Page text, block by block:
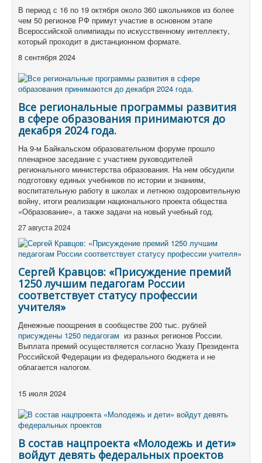
В период с 16 по 19 октября около 360 школьников из более
чем 50 регионов РФ примут участие в основном этапе
Всероссийской олимпиады по искусственному интеллекту,
который проходит в дистанционном формате.
8 сентября 2024
Все региональные программы развития
в сфере образования принимаются до
декабря 2024 года.
На 9-м Байкальском образовательном форуме прошло
пленарное заседание с участием руководителей
регионального министерства образования. На нем обсудили
подготовку единых учебников по истории и знаниям,
воспитательную работу в школах и летнюю оздоровительную
войну, итоги реализации национального проекта общества
«Образование», а также задачи на новый учебный год.
27 августа 2024
Сергей Кравцов: «Присуждение премий
1250 лучшим педагогам России
соответствует статусу профессии
учителя»
Денежные поощрения в сообществе 200 тыс. рублей
присуждены 1250 педагогам из разных регионов России.
Выплата премий осуществляется согласно Указу Президента
Российской Федерации из федерального бюджета и не
облагается налогом.
15 июля 2024
В состав нацпроекта «Молодежь и дети»
войдут девять федеральных проектов